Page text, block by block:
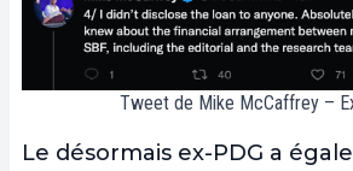
Tweet de Mike McCaffrey –
Le désormais ex-PDG a